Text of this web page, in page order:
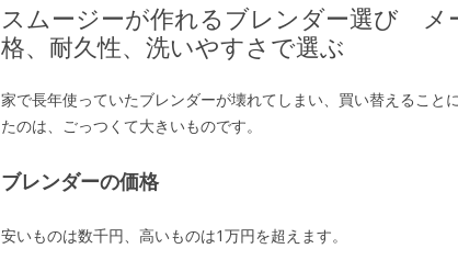
スムージーが作れるブレンダー選び メ
格、耐久性、洗いやすさで選ぶ
家で長年使っていたブレンダーが壊れてしまい、買い替えること
たのは、ごっつくて大きいものです。
ブレンダーの価格
安いものは数千円、高いものは1万円を超えます。